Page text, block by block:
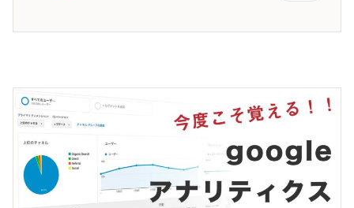
Googleアナリティクスのトラッキングコードの取得
手順３ コードを取得する
トラッキングコードをWEBサイトに埋め込む
ケース１：通常のWEBサイトの場合